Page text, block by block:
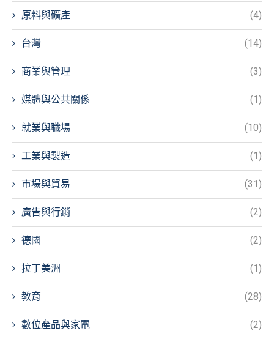
原料與礦產 (4)
台灣 (14)
商業與管理 (3)
媒體與公共關係 (1)
就業與職場 (10)
工業與製造 (1)
市場與貿易 (31)
廣告與行銷 (2)
德國 (2)
拉丁美洲 (1)
教育 (28)
數位產品與家電 (2)